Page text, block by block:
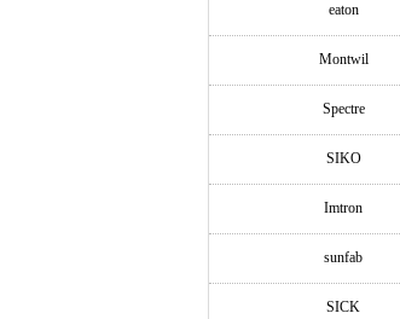
eaton
Montwil
Spectre
SIKO
Imtron
sunfab
SICK